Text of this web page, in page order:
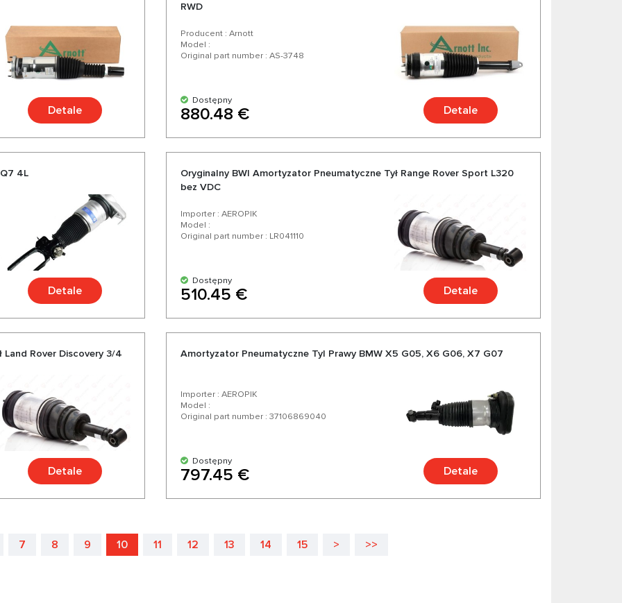
Detale
RWD
Producent : Arnott
Model :
Original part number : AS-3748
Dostępny
880.48 € Detale
4L
Detale
Oryginalny BWI Amortyzator Pneumatyczne Tył Range Rover Sport L320
bez VDC
Importer : AEROPIK
Model :
Original part number : LR041110
Dostępny
510.45 € Detale
Land Rover Discovery 3/4
Detale
Amortyzator Pneumatyczne Tyl Prawy BMW X5 G05, X6 G06, X7 G07
Importer : AEROPIK
Model :
Original part number : 37106869040
Dostępny
797.45 € Detale
7 8 9 10 11 12 13 14 15 > >>